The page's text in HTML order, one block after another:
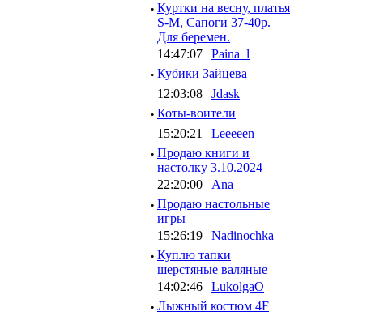
· Куртки на весну, платья
S-M, Сапоги 37-40р.
Для беремен.
14:47:07 | Paina_l
· Кубики Зайцева
12:03:08 | Jdask
· Коты-воители
15:20:21 | Leeeeen
· Продаю книги и
настолку 3.10.2024
22:20:00 | Ana
· Продаю настольные
игры
15:26:19 | Nadinochka
· Куплю тапки
шерстяные валяные
14:02:46 | LukolgaO
· Лыжный костюм 4F